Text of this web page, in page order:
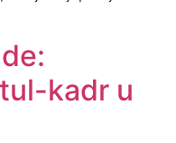
kadr u